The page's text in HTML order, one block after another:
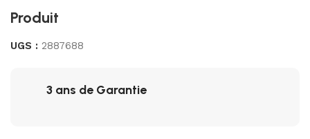
Produit
UGS :2887688
3 ans de Garantie